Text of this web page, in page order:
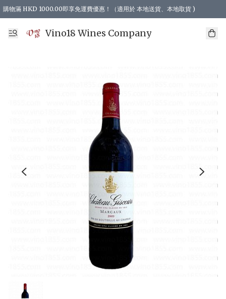
購物滿 HKD 1000.00即享免運費優惠！（適用於 本地送貨、本地取貨 )
Vino18 Wines Company